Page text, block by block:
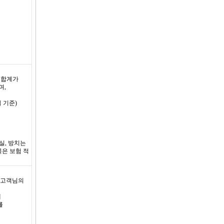
계가
,
기준)
, 방치는
보험 적
객님의